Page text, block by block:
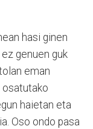
hasi ginen
genuen guk
eman
osatutako
haietan eta
Oso ondo pasa